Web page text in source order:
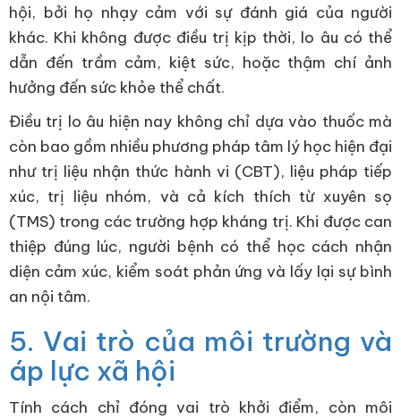
hội, bởi họ nhạy cảm với sự đánh giá của người
khác. Khi không được điều trị kịp thời, lo âu có thể
dẫn đến trầm cảm, kiệt sức, hoặc thậm chí ảnh
hưởng đến sức khỏe thể chất.
Điều trị lo âu hiện nay không chỉ dựa vào thuốc mà
còn bao gồm nhiều phương pháp tâm lý học hiện đại
như trị liệu nhận thức hành vi (CBT), liệu pháp tiếp
xúc, trị liệu nhóm, và cả kích thích từ xuyên sọ
(TMS) trong các trường hợp kháng trị. Khi được can
thiệp đúng lúc, người bệnh có thể học cách nhận
diện cảm xúc, kiểm soát phản ứng và lấy lại sự bình
an nội tâm.
5. Vai trò của môi trường và
áp lực xã hội
Tính cách chỉ đóng vai trò khởi điểm, còn môi